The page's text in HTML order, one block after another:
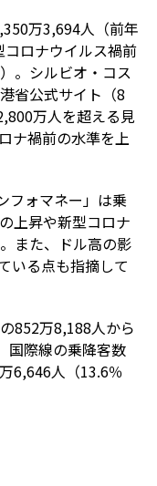
万3,694人（前年
ロナウイルス禍前
。シルビオ・コス
省公式サイト（8
万人を超える見
ナ禍前の水準を上
フォマネー」は乗
上昇や新型コロナ
また、ドル高の影
いる点も指摘して
852万8,188人から
国際線の乗降客数
6,646人（13.6％